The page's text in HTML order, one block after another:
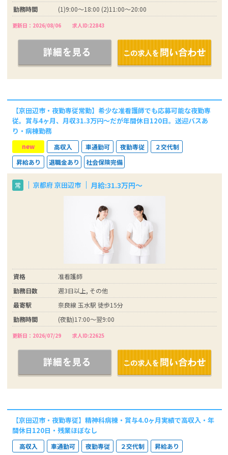
勤務時間
(1)9:00～18:00 (2)11:00～20:00
更新日：2026/08/06 求人ID:22843
【京田辺市・夜勤専従常勤】希少な准看護師でも応募可能な夜勤専
従。賞与4ヶ月、月収31.3万円～だが年間休日120日。送迎バスあ
り・病棟勤務
new 高収入 車通勤可 夜勤専従
２交代制
昇給あり
退職金あり 社会保険完備
常 京都府 京田辺市 月給:31.3万円～
資格
准看護師
勤務日数
週3日以上, その他
最寄駅
奈良線 玉水駅 徒歩15分
勤務時間
(夜勤)17:00～翌9:00
更新日：2026/07/29 求人ID:22625
【京田辺市・夜勤専従】精神科病棟・賞与4.0ヶ月実績で高収入・年
間休日120日・残業ほぼなし
高収入 車通勤可 夜勤専従 ２交代制 昇給あり